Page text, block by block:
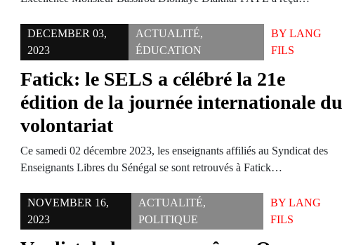
DECEMBER 03,
2023
ACTUALITÉ,
ÉDUCATION
BYLANG
FILS
Fatick: le SELS a célébré la 21e
édition de la journée internationale du
volontariat
Ce samedi 02 décembre 2023, les enseignants affiliés au Syndicat des
Enseignants Libres du Sénégal se sont retrouvés à Fatick…
NOVEMBER 16,
2023
ACTUALITÉ,
POLITIQUE
BYLANG
FILS